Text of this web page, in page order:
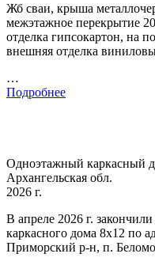
Жб сваи, крыша
межэтажное перекрытие
отделка гипсокартон, на
внешняя отделка
…
Подробнее
Одноэтажный каркасный
Архангельская обл.
2026 г.
В апреле 2026 г.
каркасного дома 8х12 по
Приморский р-н, п.